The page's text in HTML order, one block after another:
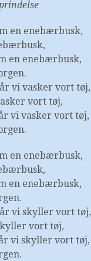
en enebærbusk,
en enebærbusk,
vi vasker vort tøj,
vort tøj,
vi vasker vort tøj,
en enebærbusk,
en enebærbusk,
vi skyller vort tøj,
vort tøj,
vi skyller vort tøj,